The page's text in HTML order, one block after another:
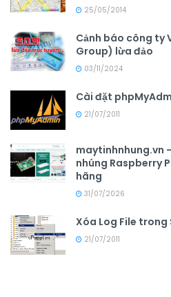
25/05/2014
Cảnh báo công ty
Group) lừa đảo
03/11/2024
Cài đặt
21/07/2011
maytinhnhung.vn
nhúng Raspberry
hãng
31/07/2026
Xóa Log File trong
21/07/2011